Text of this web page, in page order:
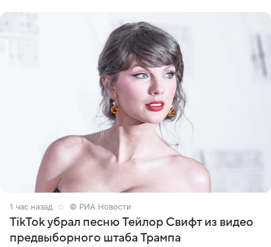
1 час назад © РИА Новости
TikTok убрал песню Тейлор Свифт из видео
предвыборного штаба Трампа